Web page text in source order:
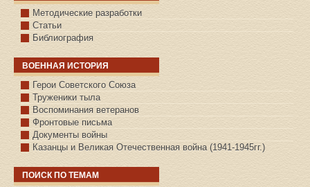
Методические разработки
Статьи
Библиография
ВОЕННАЯ ИСТОРИЯ
С.КАЗАНСКОЕ
Герои Советского Союза
Труженики тыла
Воспоминания ветеранов
Фронтовые письма
Документы войны
Казанцы и Великая Отечественная война (1941-1945гг.)
ПОИСК ПО ТЕМАМ